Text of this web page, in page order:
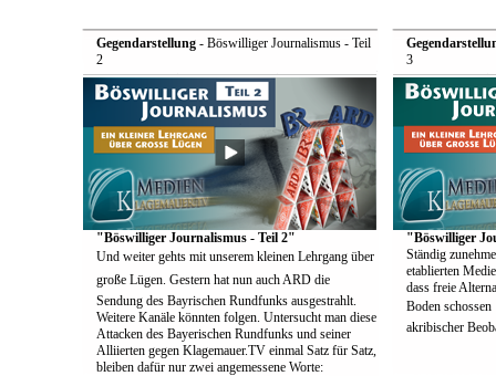
Gegendarstellung- Böswilliger Journalismus - Teil
2
"Böswilliger Journalismus - Teil 2"
Und weiter gehts mit unserem kleinen Lehrgang über
große Lügen. Gestern hat nun auch ARD die
Sendung des Bayrischen Rundfunks ausgestrahlt.
Weitere Kanäle könnten folgen. Untersucht man diese
Attacken des Bayerischen Rundfunks und seiner
Alliierten gegen Klagemauer.TV einmal Satz für Satz,
bleiben dafür nur zwei angemessene Worte:
3
"Böswilliger
Ständig
etablierten
dass freie
Boden schossen
akribischer